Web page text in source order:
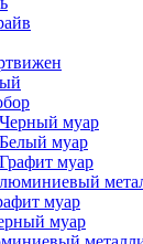
муар
муар
муар
муар
муар